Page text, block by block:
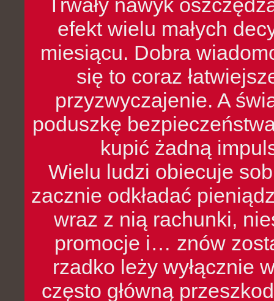
Trwały nawyk
efekt wielu małych
miesiącu. Dobra
się to coraz
przyzwyczajenie. A
poduszkę
kupić żadną
Wielu ludzi obiecuje
zacznie odkładać
wraz z nią rachunki,
promocje i… znów
rzadko leży wyłącznie
często główną